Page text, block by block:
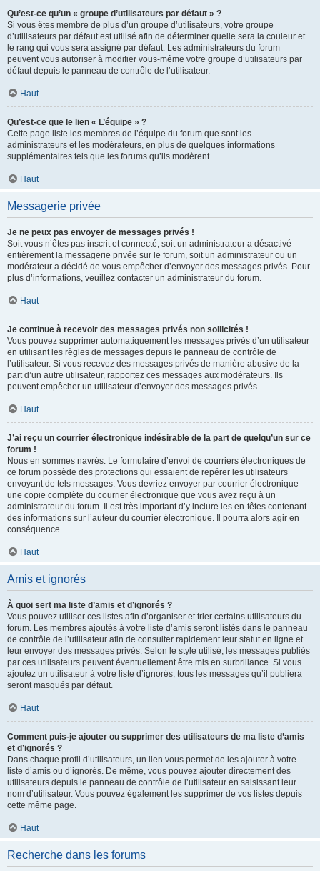
Qu’est-ce qu’un « groupe d’utilisateurs par défaut » ?
Si vous êtes membre de plus d’un groupe d’utilisateurs, votre groupe
d’utilisateurs par défaut est utilisé afin de déterminer quelle sera la couleur et
le rang qui vous sera assigné par défaut. Les administrateurs du forum
peuvent vous autoriser à modifier vous-même votre groupe d’utilisateurs par
défaut depuis le panneau de contrôle de l’utilisateur.
Haut
Qu’est-ce que le lien « L’équipe » ?
Cette page liste les membres de l’équipe du forum que sont les
administrateurs et les modérateurs, en plus de quelques informations
supplémentaires tels que les forums qu’ils modèrent.
Haut
Messagerie privée
Je ne peux pas envoyer de messages privés !
Soit vous n’êtes pas inscrit et connecté, soit un administrateur a désactivé
entièrement la messagerie privée sur le forum, soit un administrateur ou un
modérateur a décidé de vous empêcher d’envoyer des messages privés. Pour
plus d’informations, veuillez contacter un administrateur du forum.
Haut
Je continue à recevoir des messages privés non sollicités !
Vous pouvez supprimer automatiquement les messages privés d’un utilisateur
en utilisant les règles de messages depuis le panneau de contrôle de
l’utilisateur. Si vous recevez des messages privés de manière abusive de la
part d’un autre utilisateur, rapportez ces messages aux modérateurs. Ils
peuvent empêcher un utilisateur d’envoyer des messages privés.
Haut
J’ai reçu un courrier électronique indésirable de la part de quelqu’un sur ce
forum !
Nous en sommes navrés. Le formulaire d’envoi de courriers électroniques de
ce forum possède des protections qui essaient de repérer les utilisateurs
envoyant de tels messages. Vous devriez envoyer par courrier électronique
une copie complète du courrier électronique que vous avez reçu à un
administrateur du forum. Il est très important d’y inclure les en-têtes contenant
des informations sur l’auteur du courrier électronique. Il pourra alors agir en
conséquence.
Haut
Amis et ignorés
À quoi sert ma liste d’amis et d’ignorés ?
Vous pouvez utiliser ces listes afin d’organiser et trier certains utilisateurs du
forum. Les membres ajoutés à votre liste d’amis seront listés dans le panneau
de contrôle de l’utilisateur afin de consulter rapidement leur statut en ligne et
leur envoyer des messages privés. Selon le style utilisé, les messages publiés
par ces utilisateurs peuvent éventuellement être mis en surbrillance. Si vous
ajoutez un utilisateur à votre liste d’ignorés, tous les messages qu’il publiera
seront masqués par défaut.
Haut
Comment puis-je ajouter ou supprimer des utilisateurs de ma liste d’amis
et d’ignorés ?
Dans chaque profil d’utilisateurs, un lien vous permet de les ajouter à votre
liste d’amis ou d’ignorés. De même, vous pouvez ajouter directement des
utilisateurs depuis le panneau de contrôle de l’utilisateur en saisissant leur
nom d’utilisateur. Vous pouvez également les supprimer de vos listes depuis
cette même page.
Haut
Recherche dans les forums